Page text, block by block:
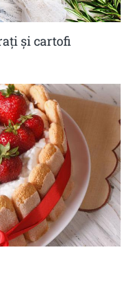
şi cartofi